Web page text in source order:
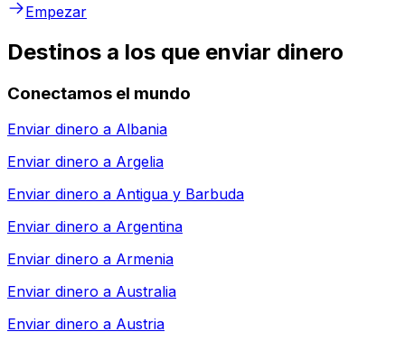
Empezar
Destinos a los que enviar dinero
Conectamos el mundo
Enviar dinero a Albania
Enviar dinero a Argelia
Enviar dinero a Antigua y Barbuda
Enviar dinero a Argentina
Enviar dinero a Armenia
Enviar dinero a Australia
Enviar dinero a Austria